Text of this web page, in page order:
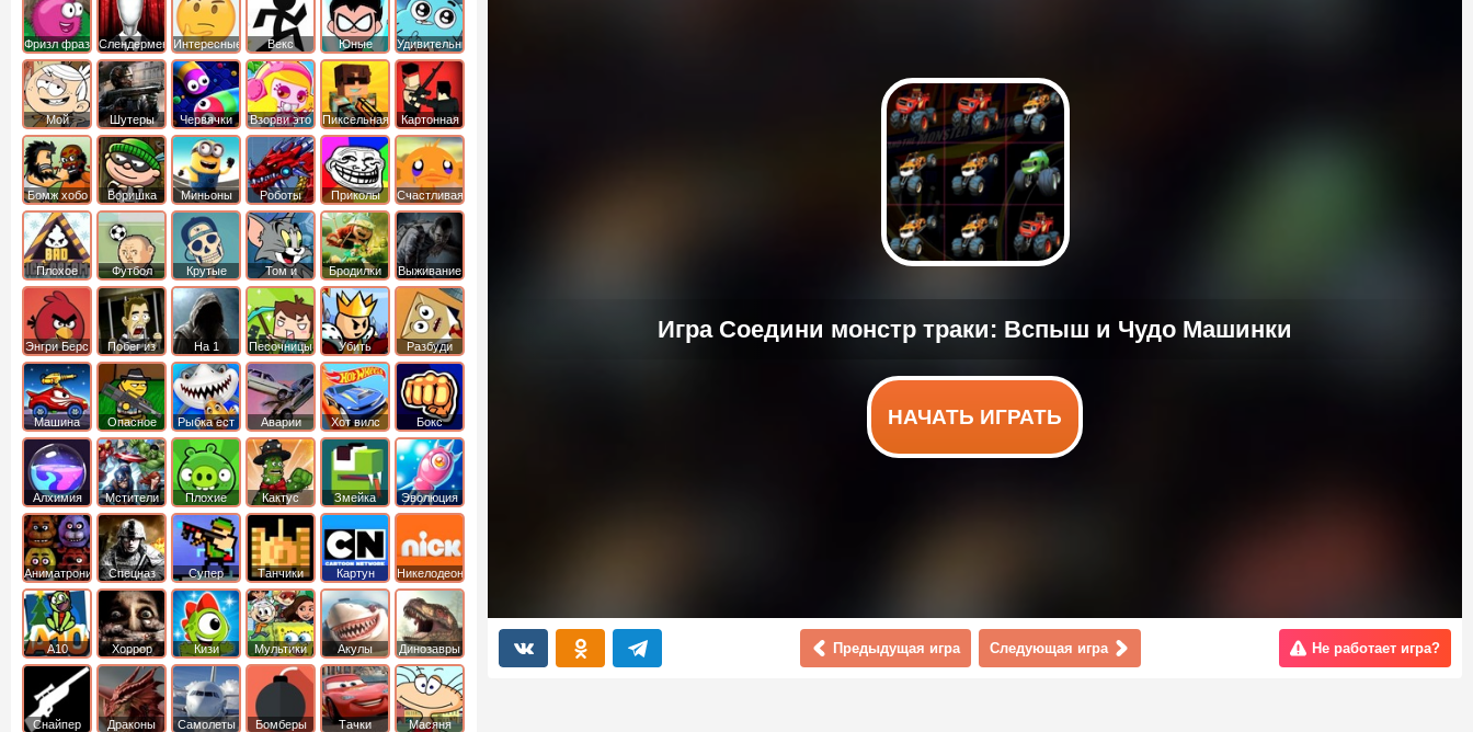
НАЧАТЬ ИГРАТЬ
Предыдущая игра Следующая игра Не работает игра?
Фризл фраз Слендермен Интересные Векс
Юные
титаны
вперед
Удивительный
мир
Гамбола
Мой
шумный
дом
Шутеры Червячки Взорви это
Пиксельная
война
Картонная
башка
Бомж хобо
Воришка
боб
Миньоны
Роботы
динозавры
Приколы
Счастливая
обезьянка
Плохое
мороженое
Футбол
головами
Крутые
Том и
джерри
Бродилки
Приключения
Выживание
Энгри Берс
Побег из
тюрьмы
На 1 Песочницы
Убить
короля
Разбуди
коробку
Машина
ест
машину
Опасное
оружие
Рыбка ест
рыбку
Аварии
машин
Хот вилс Бокс
Алхимия Мстители
Плохие
свинки
Кактус
маккой
Змейка Эволюция
Аниматроники Спецназ
Супер
бойцы
Танчики
Картун
нетворк
Никелодеон
А10 Хоррор Кизи Мультики Акулы Динозавры
Снайпер Драконы Самолеты Бомберы Тачки Масяня